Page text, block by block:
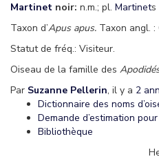
Martinet noir: n.m.; pl. Martinets
Taxon d’Apus apus. Taxon angl. :
Statut de fréq.: Visiteur.
Oiseau de la famille des
Par Suzanne Pellerin, il y a 2
Dictionnaire des noms
Demande d’estimation
Bibliothèque